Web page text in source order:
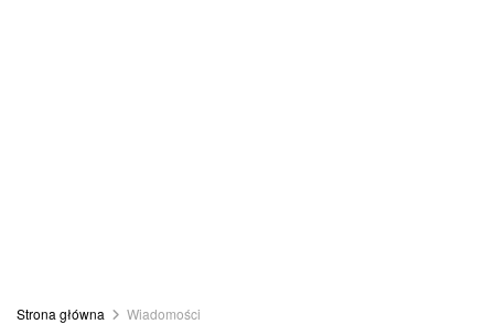
Strona główna Wiadomości